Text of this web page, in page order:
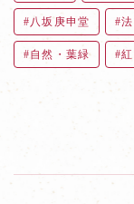
八坂庚申堂
自然・葉緑